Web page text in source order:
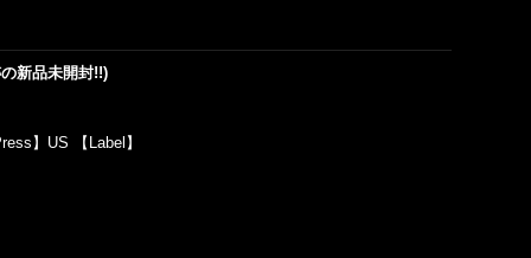
新品未開封!!)
】US 【Label】